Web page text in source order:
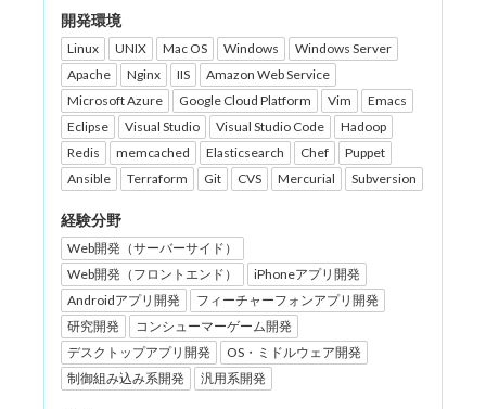
開発環境
Linux UNIX Mac OS Windows
Windows Server
Apache
Nginx IIS
Amazon Web Service
Microsoft Azure
Google Cloud Platform Vim
Emacs
Eclipse
Visual Studio Visual Studio Code
Hadoop
Redis
memcached Elasticsearch Chef
Puppet
Ansible
Terraform Git CVS Mercurial Subversion
経験分野
Web開発（サーバーサイド）
Web開発（フロントエンド）
iPhoneアプリ開発
Androidアプリ開発
フィーチャーフォンアプリ開発
研究開発
コンシューマーゲーム開発
デスクトップアプリ開発
OS・ミドルウェア開発
制御組み込み系開発
汎用系開発